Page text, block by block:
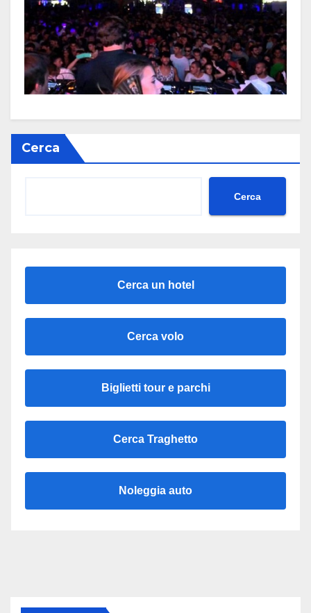
Cerca
Cerca
Cerca un hotel
Cerca volo
Biglietti tour e parchi
Cerca Traghetto
Noleggia auto